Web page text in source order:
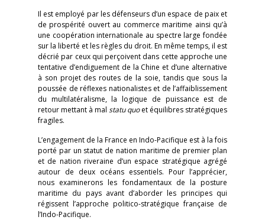
Il est employé par les défenseurs d’un espace de paix et
de prospérité ouvert au commerce maritime ainsi qu’à
une coopération internationale au spectre large fondée
sur la liberté et les règles du droit. En même temps, il est
décrié par ceux qui perçoivent dans cette approche une
tentative d’endiguement de la Chine et d’une alternative
à son projet des routes de la soie, tandis que sous la
poussée de réflexes nationalistes et de l’affaiblissement
du multilatéralisme, la logique de puissance est de
retour mettant à mal statu quoet équilibres stratégiques
fragiles.
L’engagement de la France en Indo-Pacifique est à la fois
porté par un statut de nation maritime de premier plan
et de nation riveraine d’un espace stratégique agrégé
autour de deux océans essentiels. Pour l’apprécier,
nous examinerons les fondamentaux de la posture
maritime du pays avant d’aborder les principes qui
régissent l’approche politico-stratégique française de
l’Indo-Pacifique.